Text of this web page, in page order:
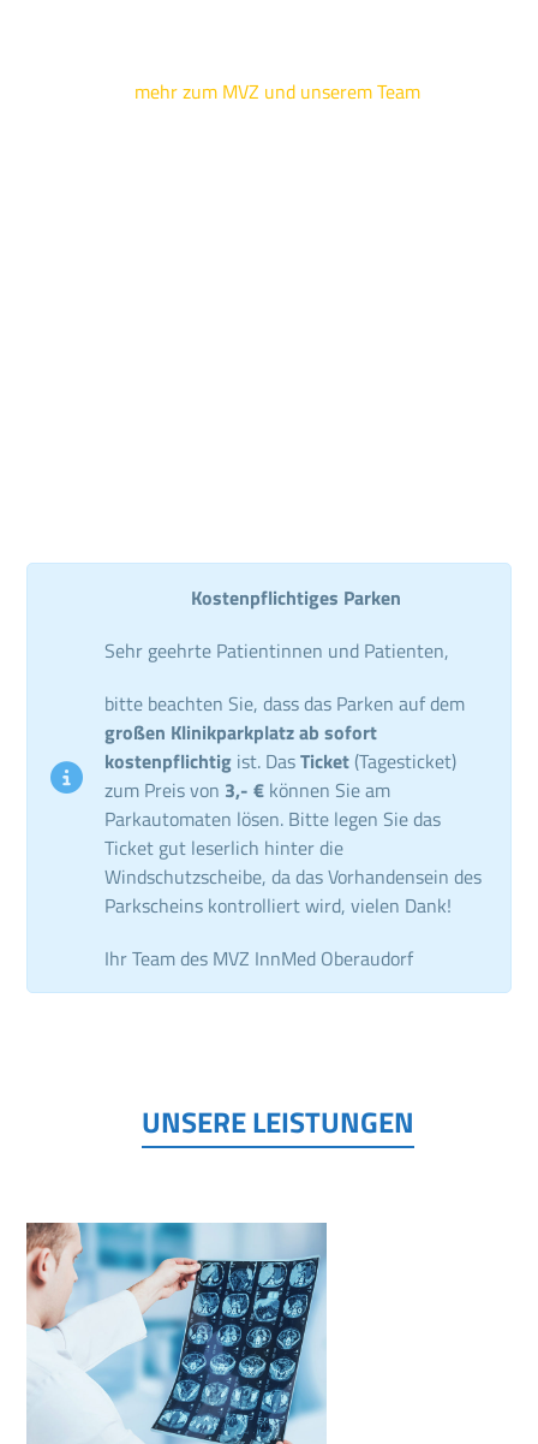
mehr zum MVZ und unserem Team
Kostenpflichtiges Parken
Sehr geehrte Patientinnen und Patienten,
bitte beachten Sie, dass das Parken auf dem
großen Klinikparkplatz ab sofort
kostenpflichtig ist. DasTicket (Tagesticket)
zum Preis von 3,- € können Sie am
Parkautomaten lösen. Bitte legen Sie das
Ticket gut leserlich hinter die
Windschutzscheibe, da das Vorhandensein des
Parkscheins kontrolliert wird, vielen Dank!
Ihr Team des MVZ InnMed Oberaudorf
UNSERE LEISTUNGEN